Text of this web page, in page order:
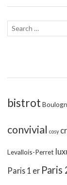
Recherche
bistrot
convivial cosy
Levallois-Perret
Paris 1 er Paris